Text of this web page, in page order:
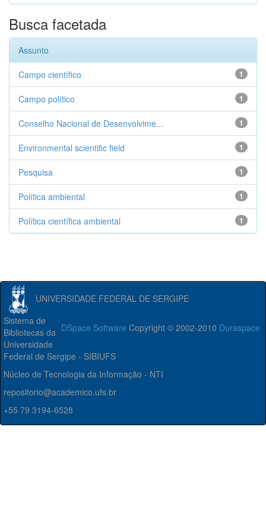
Busca facetada
Assunto
1
Campo científico
1
Campo político
1
Conselho Nacional de Desenvolvime...
1
Environmental scientific field
1
Pesquisa
1
Política ambiental
1
Política científica ambiental
UNIVERSIDADE FEDERAL DE SERGIPE
DSpace Software Copyright © 2002-2010 Duraspace
Sistema de
Bibliotecas da
Universidade
Federal de Sergipe - SIBIUFS
Núcleo de Tecnologia da Informação - NTI
repositorio@academico.ufs.br
+55 79 3194-6528